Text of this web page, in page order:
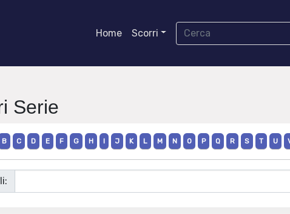
Home Scorri
Serie
B C D E F G H I J K L M N O P Q R S T U